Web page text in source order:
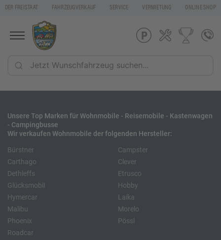
DER FREISTAAT FAHRZEUGVERKAUF SERVICE VERMIETUNG ONLINE SHOP
Unsere Top Marken für Wohnmobile - Reisemobile - Kastenwagen
- Campingbusse
Wir verkaufen Wohnmobile der folgenden Hersteller:
Bürstner
Carthago
Dethleffs
Glücksmobil
Hymercar
Malibu
Phoenix
Roadcar
Campster
Clever
Etrusco
Hobby
Laika
Morelo
Pössl